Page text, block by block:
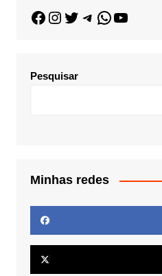
Pesquisar
Minhas redes